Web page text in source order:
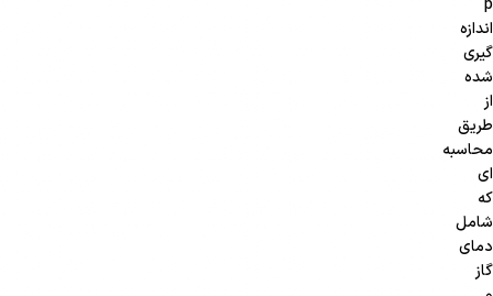
p
اندازه
گیری
شده
از
طریق
محاسبه
ای
که
شامل
دمای
گاز